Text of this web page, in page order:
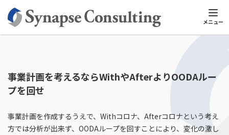
メニュー
シナプスTOP 新規事業コンサルティング 新規事業コンサルティン
事業計画を考えるならWithやAfterよりOODAルー
プを回せ
事業計画を作成するうえで、Withコロナ、Afterコロナという考え
方では分析が出来ず、OODAループを回すことにより、変化の激し